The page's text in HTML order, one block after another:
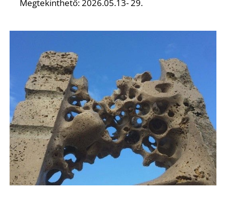
Megtekinthető: 2026.05.13- 29.